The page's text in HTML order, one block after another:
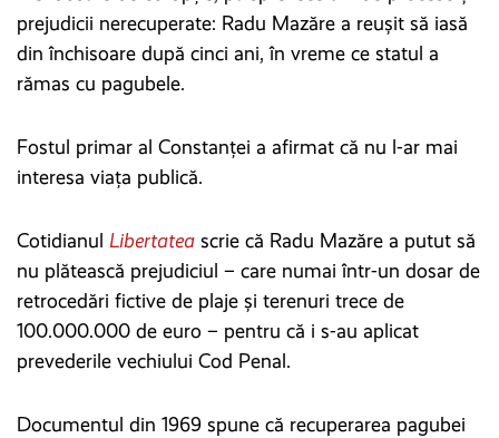
prejudicii nerecuperate: Radu Mazăre a reușit să iasă
din închisoare după cinci ani, în vreme ce statul a
rămas cu pagubele.
Fostul primar al Constanței a afirmat că nu l-ar mai
interesa viața publică.
Cotidianul Libertatea scrie că Radu Mazăre a putut să
nu plătească prejudiciul – care numai într-un dosar de
retrocedări fictive de plaje și terenuri trece de
100.000.000 de euro – pentru că i s-au aplicat
prevederile vechiului Cod Penal.
Documentul din 1969 spune că recuperarea pagubei